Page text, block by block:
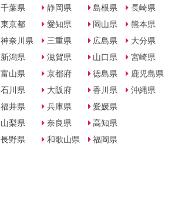
千葉県
東京都
神奈川県
新潟県
富山県
石川県
福井県
山梨県
長野県
静岡県
愛知県
三重県
滋賀県
京都府
大阪府
兵庫県
奈良県
和歌山県
島根県
岡山県
広島県
山口県
徳島県
香川県
愛媛県
高知県
福岡県
長崎県
熊本県
大分県
宮崎県
鹿児島県
沖縄県